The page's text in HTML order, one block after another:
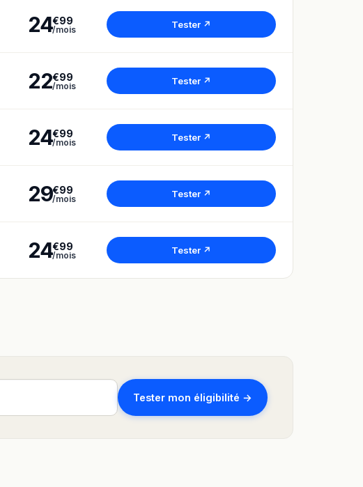
24€99
/mois Tester ↗
22€99
/mois Tester ↗
24€99
/mois Tester ↗
29€99
/mois Tester ↗
24€99
/mois Tester ↗
Tester mon éligibilité →